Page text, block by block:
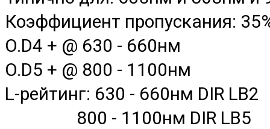
Коэффициент пропускания:
O.D4 + @ 630 - 660нм
O.D5 + @ 800 - 1100нм
L-рейтинг: 630 - 660нм DIR LB2
800 - 1100нм DIR LB5